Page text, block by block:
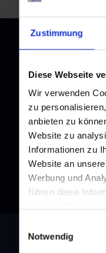
Zustimmung
Diese Webseite
Wir verwenden
zu
anbieten zu
Website zu
Informationen zu
Website an
Werbung und
führen diese
Nutzung der
Notwendig
Melden Sie sich bei